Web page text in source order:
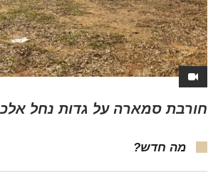
חורבת סמארה על גדות נחל
מה חדש?